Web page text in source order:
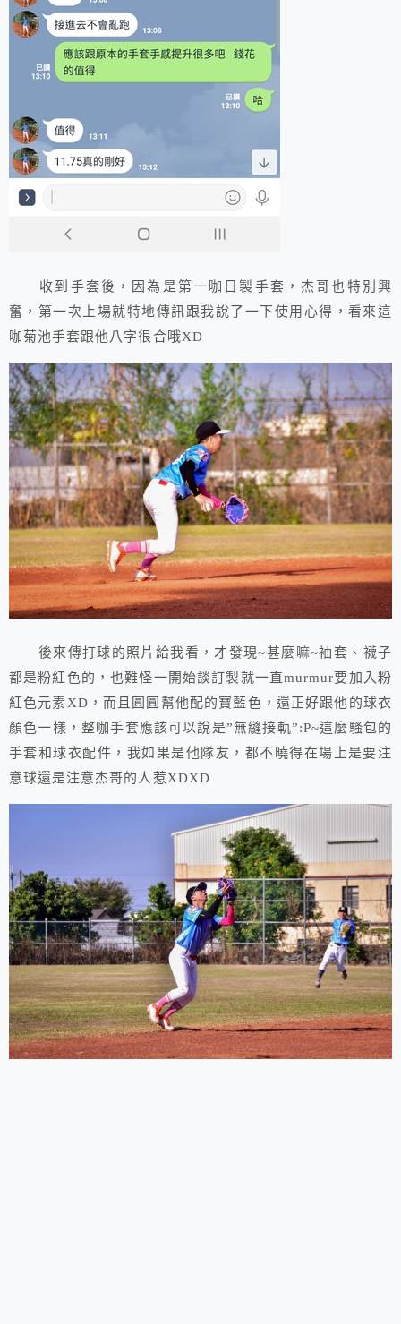
收到手套後，因為是第一咖日製手套，杰哥也特別興
奮，第一次上場就特地傳訊跟我說了一下使用心得，看來這
咖菊池手套跟他八字很合哦XD
後來傳打球的照片給我看，才發現~甚麼嘛~袖套、襪子
都是粉紅色的，也難怪一開始談訂製就一直murmur要加入粉
紅色元素XD，而且圓圓幫他配的寶藍色，還正好跟他的球衣
顏色一樣，整咖手套應該可以說是”無縫接軌”:P~這麼騷包的
手套和球衣配件，我如果是他隊友，都不曉得在場上是要注
意球還是注意杰哥的人惹XDXD